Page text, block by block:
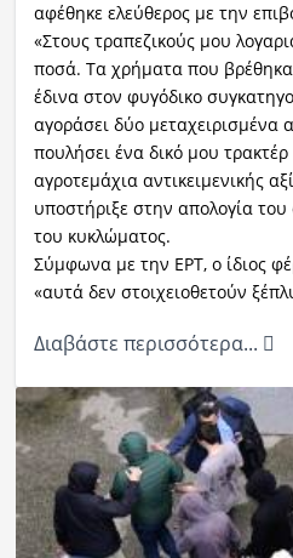
αφέθηκε ελεύθερος με την
«Στους τραπεζικούς μου
ποσά. Τα χρήματα που
έδινα στον φυγόδικο
αγοράσει δύο μεταχειρισμένα
πουλήσει ένα δικό μου τρακτέρ
αγροτεμάχια αντικειμενικής
υποστήριξε στην απολογία
του κυκλώματος.
Σύμφωνα με την ΕΡΤ, ο ίδιος
«αυτά δεν στοιχειοθετούν
Διαβάστε περισσότερα...